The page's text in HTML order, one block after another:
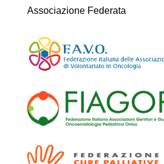
Associazione Federata